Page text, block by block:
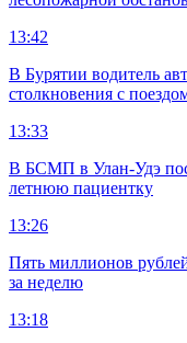
13:42
В Бурятии водитель
столкновения с
13:33
В БСМП в Улан-Удэ
летнюю пациентку
13:26
Пять миллионов
за неделю
13:18